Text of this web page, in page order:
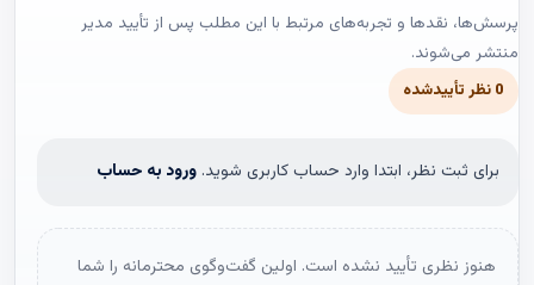
پرسش‌ها، نقدها و تجربه‌های مرتبط با این مطلب پس از تأیید مدیر
منتشر می‌شوند.
0 نظر تأییدشده
برای ثبت نظر، ابتدا وارد حساب کاربری شوید. ورود به حساب
هنوز نظری تأیید نشده است. اولین گفت‌وگوی محترمانه را شما